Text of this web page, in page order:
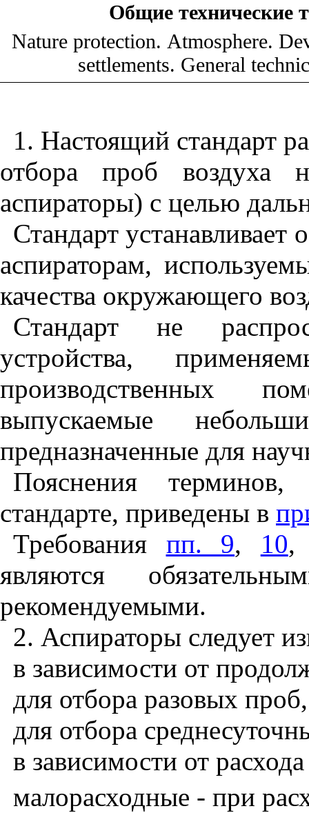
Общие технические
Nature protection. Atmosphere.
settlements. General
1. Настоящий стандарт
отбора проб воздуха
аспираторы) с целью
Стандарт устанавливает
аспираторам,
качества окружающего
Стандарт не
устройства,
производственных
выпускаемые
предназначенные для
Пояснения
стандарте, приведены в
Требования пп. 9, 10
являются
рекомендуемыми.
2. Аспираторы следует
в зависимости от
для отбора разовых проб,
для отбора
в зависимости от
малорасходные - при